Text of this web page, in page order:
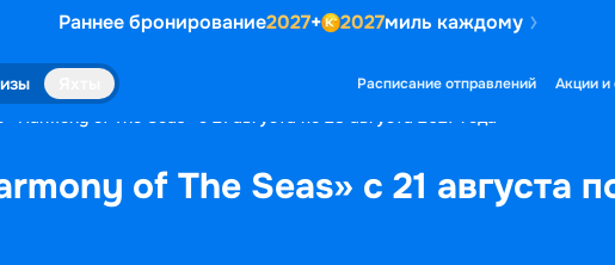
Раннее бронирование2027+ 2027миль каждому
Расписание отправлений Акции и
of The Seas» с 21 августа по 28 августа 2027 года
of The Seas» с 21 августа